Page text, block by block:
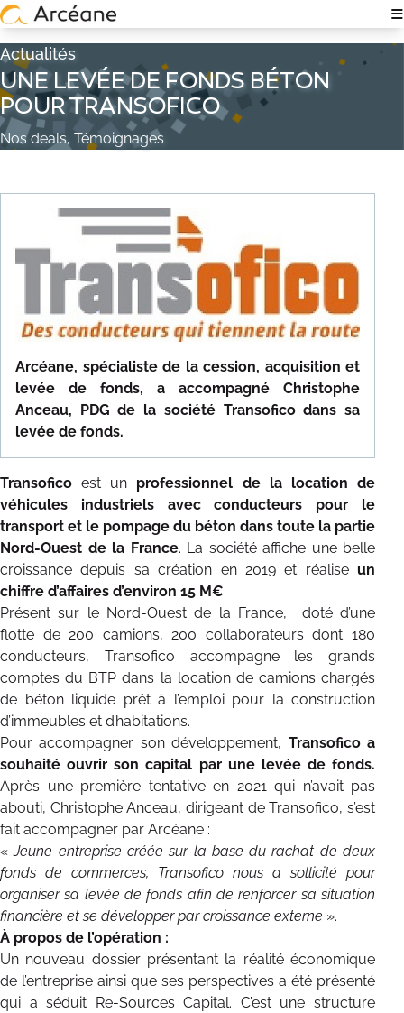
≡
À PROPOS
QUI SOMMES-NOUS ?
EXPERTISE TECH & IT
RECRUTEMENT
POLITIQUE RSE
NOS ACTUALITÉS
CONTACT
Actualités
UNE LEVÉE DE FONDS BÉTON
POUR TRANSOFICO
Nos deals, Témoignages
Arcéane, spécialiste de la cession, acquisition et
levée de fonds, a accompagné Christophe
Anceau, PDG de la société Transofico dans sa
levée de fonds.
Transofico est un professionnel de la location de
véhicules industriels avec conducteurs pour le
transport et le pompage du béton dans toute la partie
Nord-Ouest de la France. La société affiche une belle
croissance depuis sa création en 2019 et réalise un
chiffre d’affaires d’environ 15 M€.
Présent sur le Nord-Ouest de la France, doté d’une
flotte de 200 camions, 200 collaborateurs dont 180
conducteurs, Transofico accompagne les grands
comptes du BTP dans la location de camions chargés
de béton liquide prêt à l’emploi pour la construction
d’immeubles et d’habitations.
Pour accompagner son développement, Transofico a
souhaité ouvrir son capital par une levée de fonds.
Après une première tentative en 2021 qui n’avait pas
abouti, Christophe Anceau, dirigeant de Transofico, s’est
fait accompagner par Arcéane :
« Jeune entreprise créée sur la base du rachat de deux
fonds de commerces, Transofico nous a sollicité pour
organiser sa levée de fonds afin de renforcer sa situation
financière et se développer par croissance externe ».
À propos de l’opération :
Un nouveau dossier présentant la réalité économique
de l’entreprise ainsi que ses perspectives a été présenté
qui a séduit Re-Sources Capital. C’est une structure